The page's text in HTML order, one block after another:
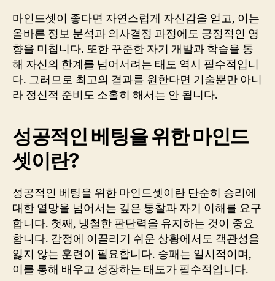
마인드셋이 좋다면 자연스럽게 자신감을 얻고, 이는
올바른 정보 분석과 의사결정 과정에도 긍정적인 영
향을 미칩니다. 또한 꾸준한 자기 개발과 학습을 통
해 자신의 한계를 넘어서려는 태도 역시 필수적입니
다. 그러므로 최고의 결과를 원한다면 기술뿐만 아니
라 정신적 준비도 소홀히 해서는 안 됩니다.
성공적인 베팅을 위한 마인드
셋이란?
성공적인 베팅을 위한 마인드셋이란 단순히 승리에
대한 열망을 넘어서는 깊은 통찰과 자기 이해를 요구
합니다. 첫째, 냉철한 판단력을 유지하는 것이 중요
합니다. 감정에 이끌리기 쉬운 상황에서도 객관성을
잃지 않는 훈련이 필요합니다. 승패는 일시적이며,
이를 통해 배우고 성장하는 태도가 필수적입니다.